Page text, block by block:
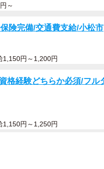
た子猫2匹を見つけ急きょ
に報告。投稿には「見つ
た」「この子らにとった
～
険完備/交通費支給/小松市
1,150円～1,200円
格経験どちらか必須/フル
1,150円～1,250円